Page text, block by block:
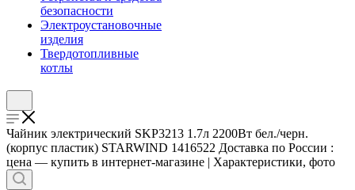
безопасности
Электроустановочные
изделия
Твердотопливные
котлы
Чайник электрический SKP3213 1.7л 2200Вт бел./черн.
(корпус пластик) STARWIND 1416522 Доставка по России :
цена — купить в интернет-магазине | Характеристики, фото